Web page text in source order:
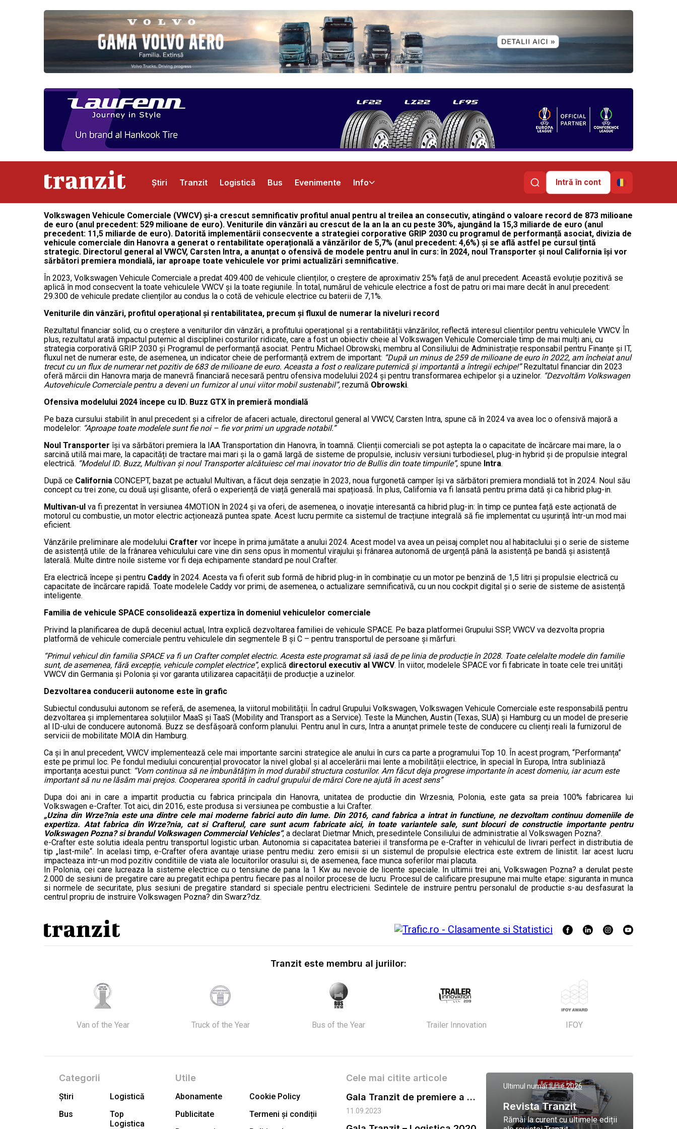
Știri Tranzit Logistică Bus Evenimente Info
Abonamente Publicitate Contact
Intră în cont
Volkswagen Vehicule Comerciale (VWCV) și-a crescut semnificativ profitul anual pentru al treilea an consecutiv, atingând o valoare record de 873 milioane
de euro (anul precedent: 529 milioane de euro). Veniturile din vânzări au crescut de la an la an cu peste 30%, ajungând la 15,3 miliarde de euro (anul
precedent: 11,5 miliarde de euro). Datorită implementării consecvente a strategiei corporative GRIP 2030 cu programul de performanță asociat, divizia de
vehicule comerciale din Hanovra a generat o rentabilitate operațională a vânzărilor de 5,7% (anul precedent: 4,6%) și se află astfel pe cursul țintă
strategic. Directorul general al VWCV, Carsten Intra, a anunțat o ofensivă de modele pentru anul în curs: în 2024, noul Transporter și noul California își vor
sărbători premiera mondială, iar aproape toate vehiculele vor primi actualizări semnificative.
În 2023, Volkswagen Vehicule Comerciale a predat 409.400 de vehicule clienților, o creștere de aproximativ 25% față de anul precedent. Această evoluție pozitivă se
aplică în mod consecvent la toate vehiculele VWCV și la toate regiunile. În total, numărul de vehicule electrice a fost de patru ori mai mare decât în anul precedent:
29.300 de vehicule predate clienților au condus la o cotă de vehicule electrice cu baterii de 7,1%.
Veniturile din vânzări, profitul operațional și rentabilitatea, precum și fluxul de numerar la niveluri record
Rezultatul financiar solid, cu o creștere a veniturilor din vânzări, a profitului operațional și a rentabilității vânzărilor, reflectă interesul clienților pentru vehiculele VWCV. În
plus, rezultatul arată impactul puternic al disciplinei costurilor ridicate, care a fost un obiectiv cheie al Volkswagen Vehicule Comerciale timp de mai mulți ani, cu
strategia corporativă GRIP 2030 și Programul de performanță asociat. Pentru Michael Obrowski, membru al Consiliului de Administrație responsabil pentru Finanțe și IT,
fluxul net de numerar este, de asemenea, un indicator cheie de performanță extrem de important: “După un minus de 259 de milioane de euro în 2022, am încheiat anul
trecut cu un flux de numerar net pozitiv de 683 de milioane de euro. Aceasta a fost o realizare puternică și importantă a întregii echipe!”Rezultatul financiar din 2023
oferă mărcii din Hanovra marja de manevră financiară necesară pentru ofensiva modelului 2024 și pentru transformarea echipelor și a uzinelor. “Dezvoltăm Volkswagen
Autovehicule Comerciale pentru a deveni un furnizor al unui viitor mobil sustenabil”, rezumă Obrowski.
Ofensiva modelului 2024 începe cu ID. Buzz GTX în premieră mondială
Pe baza cursului stabilit în anul precedent și a cifrelor de afaceri actuale, directorul general al VWCV, Carsten Intra, spune că în 2024 va avea loc o ofensivă majoră a
modelelor: “Aproape toate modelele sunt fie noi – fie vor primi un upgrade notabil.”
Noul Transporter își va sărbători premiera la IAA Transportation din Hanovra, în toamnă. Clienții comerciali se pot aștepta la o capacitate de încărcare mai mare, la o
sarcină utilă mai mare, la capacități de tractare mai mari și la o gamă largă de sisteme de propulsie, inclusiv versiuni turbodiesel, plug-in hybrid și de propulsie integral
electrică. “Modelul ID. Buzz, Multivan și noul Transporter alcătuiesc cel mai inovator trio de Bullis din toate timpurile”, spune Intra.
După ce California CONCEPT, bazat pe actualul Multivan, a făcut deja senzație în 2023, noua furgonetă camper își va sărbători premiera mondială tot în 2024. Noul său
concept cu trei zone, cu două uși glisante, oferă o experiență de viață generală mai spațioasă. În plus, California va fi lansată pentru prima dată și ca hibrid plug-in.
Multivan-ul va fi prezentat în versiunea 4MOTION în 2024 și va oferi, de asemenea, o inovație interesantă ca hibrid plug-in: în timp ce puntea față este acționată de
motorul cu combustie, un motor electric acționează puntea spate. Acest lucru permite ca sistemul de tracțiune integrală să fie implementat cu ușurință într-un mod mai
eficient.
Vânzările preliminare ale modelului Crafter vor începe în prima jumătate a anului 2024. Acest model va avea un peisaj complet nou al habitaclului și o serie de sisteme
de asistență utile: de la frânarea vehiculului care vine din sens opus în momentul virajului și frânarea autonomă de urgență până la asistență pe bandă și asistență
laterală. Multe dintre noile sisteme vor fi deja echipamente standard pe noul Crafter.
Era electrică începe și pentru Caddy în 2024. Acesta va fi oferit sub formă de hibrid plug-in în combinație cu un motor pe benzină de 1,5 litri și propulsie electrică cu
capacitate de încărcare rapidă. Toate modelele Caddy vor primi, de asemenea, o actualizare semnificativă, cu un nou cockpit digital și o serie de sisteme de asistență
inteligente.
Familia de vehicule SPACE consolidează expertiza în domeniul vehiculelor comerciale
Privind la planificarea de după deceniul actual, Intra explică dezvoltarea familiei de vehicule SPACE. Pe baza platformei Grupului SSP, VWCV va dezvolta propria
platformă de vehicule comerciale pentru vehiculele din segmentele B și C – pentru transportul de persoane și mărfuri.
“Primul vehicul din familia SPACE va fi un Crafter complet electric. Acesta este programat să iasă de pe linia de producție în 2028. Toate celelalte modele din familie
sunt, de asemenea, fără excepție, vehicule complet electrice”, explică directorul executiv al VWCV. În viitor, modelele SPACE vor fi fabricate în toate cele trei unități
VWCV din Germania și Polonia și vor garanta utilizarea capacității de producție a uzinelor.
Dezvoltarea conducerii autonome este în grafic
Subiectul condusului autonom se referă, de asemenea, la viitorul mobilității. În cadrul Grupului Volkswagen, Volkswagen Vehicule Comerciale este responsabilă pentru
dezvoltarea și implementarea soluțiilor MaaS și TaaS (Mobility and Transport as a Service). Teste la München, Austin (Texas, SUA) și Hamburg cu un model de preserie
al ID-ului de conducere autonomă. Buzz se desfășoară conform planului. Pentru anul în curs, Intra a anunțat primele teste de conducere cu clienți reali la furnizorul de
servicii de mobilitate MOIA din Hamburg.
Ca și în anul precedent, VWCV implementează cele mai importante sarcini strategice ale anului în curs ca parte a programului Top 10. În acest program, “Performanța”
este pe primul loc. Pe fondul mediului concurențial provocator la nivel global și al accelerării mai lente a mobilității electrice, în special în Europa, Intra subliniază
importanța acestui punct: “Vom continua să ne îmbunătățim în mod durabil structura costurilor. Am făcut deja progrese importante în acest domeniu, iar acum este
important să nu ne lăsăm mai prejos. Cooperarea sporită în cadrul grupului de mărci Core ne ajută în acest sens”
Dupa doi ani in care a impartit productia cu fabrica principala din Hanovra, unitatea de productie din Wrzesnia, Polonia, este gata sa preia 100% fabricarea lui
Volkswagen e-Crafter. Tot aici, din 2016, este produsa si versiunea pe combustie a lui Crafter.
„Uzina din Wrze?nia este una dintre cele mai moderne fabrici auto din lume. Din 2016, cand fabrica a intrat in functiune, ne dezvoltam continuu domeniile de
expertiza. Atat fabrica din Wrze?nia, cat si Crafterul, care sunt acum fabricate aici, in toate variantele sale, sunt blocuri de constructie importante pentru
Volkswagen Pozna? si brandul Volkswagen Commercial Vehicles“, a declarat Dietmar Mnich, presedintele Consiliului de administratie al Volkswagen Pozna?.
e-Crafter este solutia ideala pentru transportul logistic urban. Autonomia si capacitatea bateriei il transforma pe e-Crafter in vehiculul de livrari perfect in distributia de
tip „last-mile“. In acelasi timp, e-Crafter ofera avantaje uriase pentru mediu: zero emisii si un sistemul de propulsie electrica este extrem de linistit. Iar acest lucru
impacteaza intr-un mod pozitiv conditiile de viata ale locuitorilor orasului si, de asemenea, face munca soferilor mai placuta.
In Polonia, cei care lucreaza la sisteme electrice cu o tensiune de pana la 1 Kw au nevoie de licente speciale. In ultimii trei ani, Volkswagen Pozna? a derulat peste
2.000 de sesiuni de pregatire care au pregatit echipa pentru fiecare pas al noilor procese de lucru. Procesul de calificare presupune mai multe etape: siguranta in munca
si normele de securitate, plus sesiuni de pregatire standard si speciale pentru electricieni. Sedintele de instruire pentru personalul de productie s-au desfasurat la
centrul propriu de instruire Volkswagen Pozna? din Swarz?dz.
Tranzit este membru al juriilor:
Van of the Year Truck of the Year Bus of the Year Trailer Innovation IFOY
Categorii
Știri
Logistică
Bus
Top
Logistica
Utile
Abonamente
Cookie Policy
Publicitate
Termeni și condiții
Cele mai citite articole
Gala Tranzit de premiere a celor mai eficienti operatori de transport marfa 2023
11.09.2023
Ultimul număr:Iunie 2026
Revista Tranzit
Rămâi la curent cu ultimele ediții